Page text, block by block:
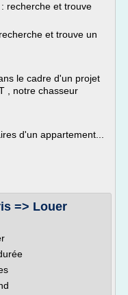
recherche et trouve
et trouve un
le cadre d'un projet
, notre chasseur
d'un appartement...
=> Louer